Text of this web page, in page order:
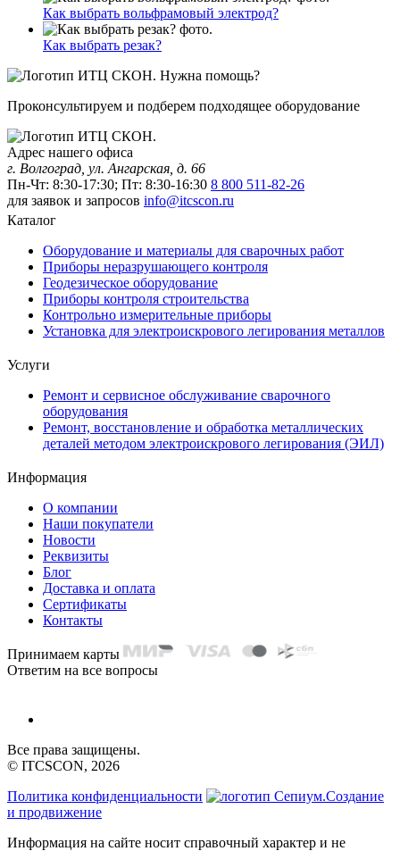
Как выбрать вольфрамовый электрод?
Как выбрать резак?
Нужна помощь?
Проконсультируем и подберем подходящее оборудование
Адрес нашего офиса
г. Волгоград, ул. Ангарская, д. 66
Пн-Чт: 8:30-17:30; Пт: 8:30-16:30 8 800 511-82-26
для заявок и запросов info@itcscon.ru
Каталог
Оборудование и материалы для сварочных работ
Приборы неразрушающего контроля
Геодезическое оборудование
Приборы контроля строительства
Контрольно измерительные приборы
Установка для электроискрового легирования металлов
Услуги
Ремонт и сервисное обслуживание сварочного
оборудования
Ремонт, восстановление и обработка металлических
деталей методом электроискрового легирования (ЭИЛ)
Информация
О компании
Наши покупатели
Новости
Реквизиты
Блог
Доставка и оплата
Сертификаты
Контакты
Принимаем карты
Ответим на все вопросы
Все права защищены.
© ITCSCON, 2026
Политика конфиденциальности
Создание
и продвижение
Информация на сайте носит справочный характер и не